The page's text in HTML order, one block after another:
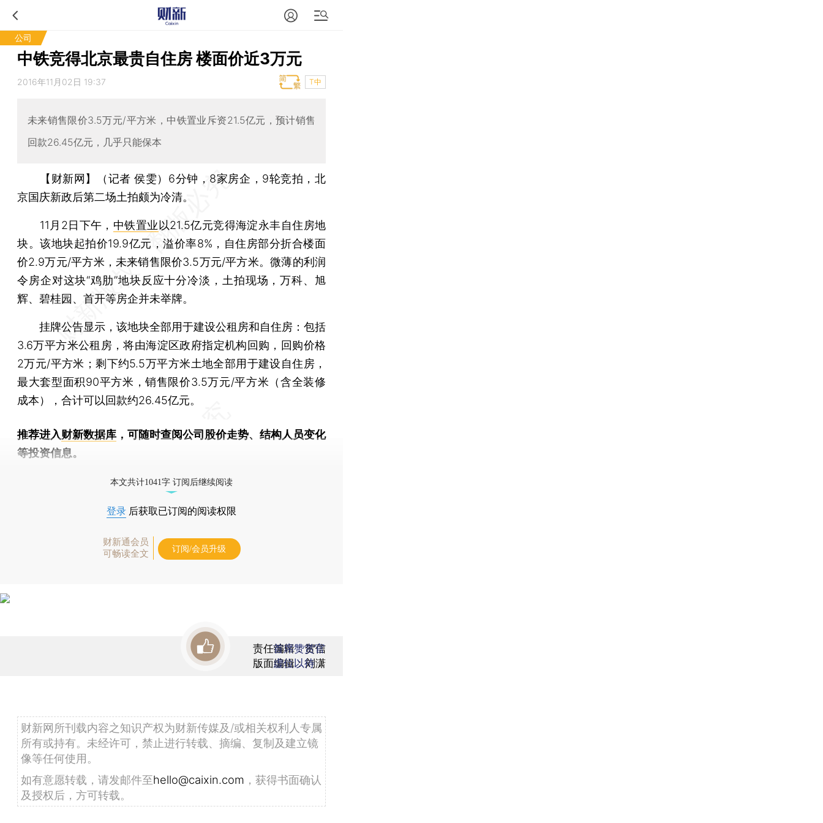
公司
中铁竞得北京最贵自住房 楼面价近3万元
2016年11月02日 19:37 T中
未来销售限价3.5万元/平方米，中铁置业斥资21.5亿元，预计销售
回款26.45亿元，几乎只能保本
【财新网】（记者 侯雯） 6分钟，8家房企，9轮竞拍，北
京国庆新政后第二场土拍颇为冷清。
11月2日下午， 中铁置业以21.5亿元竞得海淀永丰自住房地
块。该地块起拍价19.9亿元，溢价率8%，自住房部分折合楼面
价2.9万元/平方米，未来销售限价3.5万元/平方米。微薄的利润
令房企对这块“鸡肋”地块反应十分冷淡，土拍现场，万科、旭
辉、碧桂园、首开等房企并未举牌。
挂牌公告显示，该地块全部用于建设公租房和自住房：包括
3.6万平方米公租房，将由海淀区政府指定机构回购，回购价格
2万元/平方米；剩下约5.5万平方米土地全部用于建设自住房，
最大套型面积90平方米，销售限价3.5万元/平方米（含全装修
成本），合计可以回款约26.45亿元。
推荐进入财新数据库 ，可随时查阅公司股价走势、结构人员变化
等投资信息。
本文共计1041字 订阅后继续阅读
登录 后获取已订阅的阅读权限
财新通会员
可畅读全文
订阅/会员升级
责任编辑：贺信
版面编辑：刘潇
首席赞赏官
虚位以待
财新网所刊载内容之知识产权为财新传媒及/或相关权利人专属
所有或持有。未经许可，禁止进行转载、摘编、复制及建立镜
像等任何使用。
如有意愿转载，请发邮件至hello@caixin.com ，获得书面确认
及授权后，方可转载。